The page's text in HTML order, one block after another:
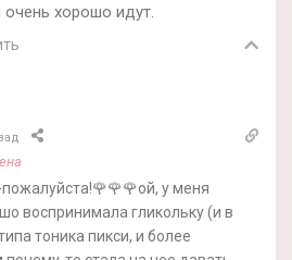
очень хорошо идут.
у меня
воспринимала гликольку (и в
тоника пикси, и более